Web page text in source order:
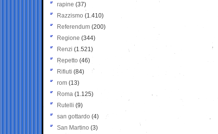
rapine (37)
Razzismo (1.410)
Referendum (200)
Regione (344)
Renzi (1.521)
Repetto (46)
Rifiuti (84)
rom (13)
Roma (1.125)
Rutelli (9)
san gottardo (4)
San Martino (3)